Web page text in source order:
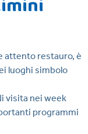
attento restauro, è
luoghi simbolo
visita nei week
programmi